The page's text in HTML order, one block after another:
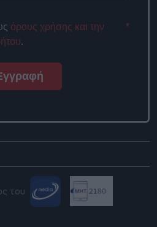
όρους χρήσης και την
.
*
του